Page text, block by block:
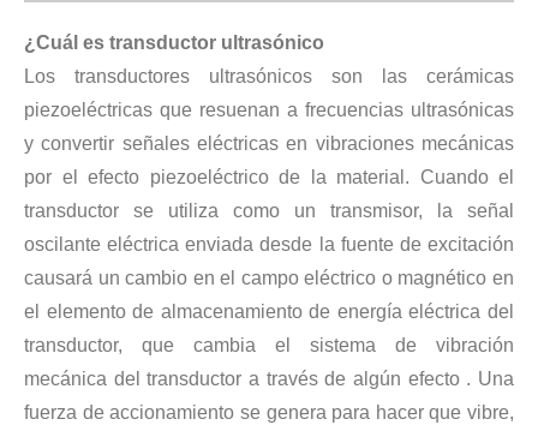
Tecnología de esterilización ultrasónica de mermeladas
Actualmente, la investigación sobre la extracción de antioxidantes y
¿Cuál es transductor ultrasónico
Los transductores ultrasónicos son las cerámicas
piezoeléctricas que resuenan a frecuencias ultrasónicas
y convertir señales eléctricas en vibraciones mecánicas
por el efecto piezoeléctrico de la material. Cuando el
transductor se utiliza como un transmisor, la señal
oscilante eléctrica enviada desde la fuente de excitación
causará un cambio en el campo eléctrico o magnético en
el elemento de almacenamiento de energía eléctrica del
transductor, que cambia el sistema de vibración
mecánica del transductor a través de algún efecto . Una
fuerza de accionamiento se genera para hacer que vibre,